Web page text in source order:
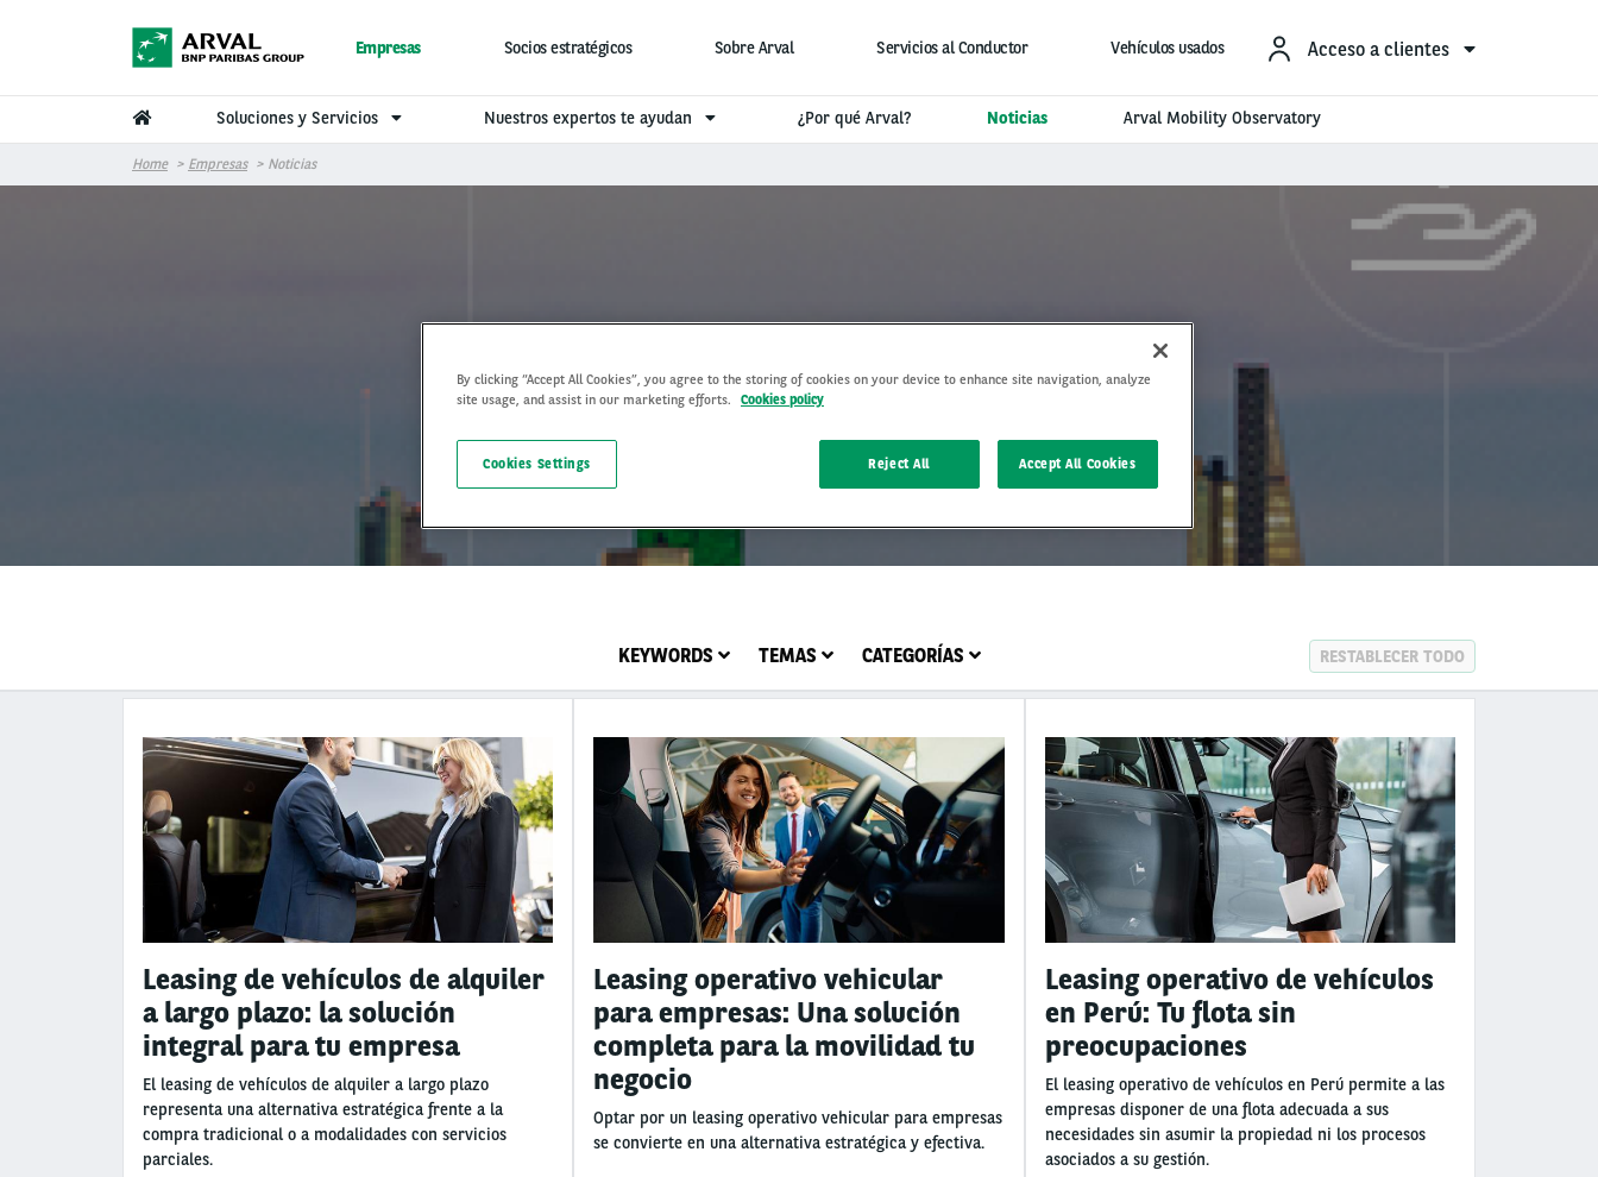
Empresas Socios estratégicos Sobre Arval Servicios al Conductor Vehículos usados Acceso a clientes
Soluciones y Servicios Nuestros expertos te ayudan ¿Por qué Arval? Noticias Arval Mobility Observatory
Home Empresas Noticias
Noticias
KEYWORDS TEMAS CATEGORÍAS RESTABLECER TODO
Leasing de vehículos de alquiler
a largo plazo: la solución
integral para tu empresa
El leasing de vehículos de alquiler a largo plazo
representa una alternativa estratégica frente a la
compra tradicional o a modalidades con servicios
parciales.
Leasing operativo vehicular
para empresas: Una solución
completa para la movilidad tu
negocio
Optar por un leasing operativo vehicular para empresas
se convierte en una alternativa estratégica y efectiva.
Leasing operativo de vehículos
en Perú: Tu flota sin
preocupaciones
El leasing operativo de vehículos en Perú permite a las
empresas disponer de una flota adecuada a sus
necesidades sin asumir la propiedad ni los procesos
asociados a su gestión.
By clicking “Accept All Cookies”, you agree to the storing of cookies on your device to enhance site navigation, analyze
site usage, and assist in our marketing efforts.
Cookies policy
Reject All Accept All Cookies
Cookies Settings